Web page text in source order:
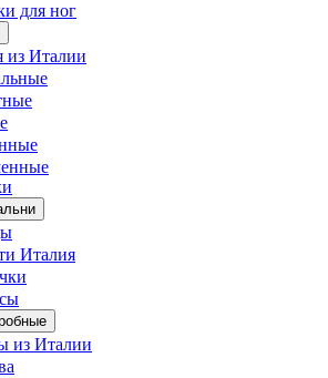
для ног
из Италии
Италия
из Италии